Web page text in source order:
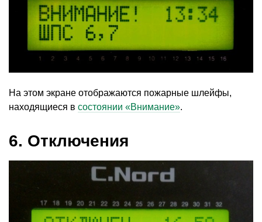
На этом экране отображаются пожарные шлейфы,
находящиеся в состоянии «Внимание».
6. Отключения